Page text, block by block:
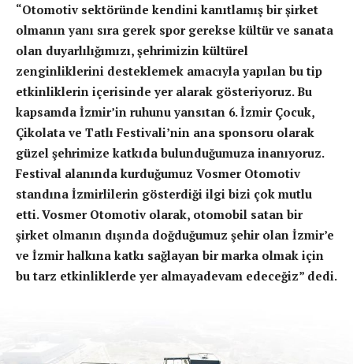
“Otomotiv sektöründe kendini kanıtlamış bir şirket
olmanın yanı sıra gerek spor gerekse kültür ve sanata
olan duyarlılığımızı, şehrimizin kültürel
zenginliklerini desteklemek amacıyla yapılan bu tip
etkinliklerin içerisinde yer alarak gösteriyoruz. Bu
kapsamda İzmir’in ruhunu yansıtan 6. İzmir Çocuk,
Çikolata ve Tatlı Festivali’nin ana sponsoru olarak
güzel şehrimize katkıda bulunduğumuza inanıyoruz.
Festival alanında kurduğumuz Vosmer Otomotiv
standına İzmirlilerin gösterdiği ilgi bizi çok mutlu
etti. Vosmer Otomotiv olarak, otomobil satan bir
şirket olmanın dışında doğduğumuz şehir olan İzmir’e
ve İzmir halkına katkı sağlayan bir marka olmak için
bu tarz etkinliklerde yer almayadevam edeceğiz” dedi.